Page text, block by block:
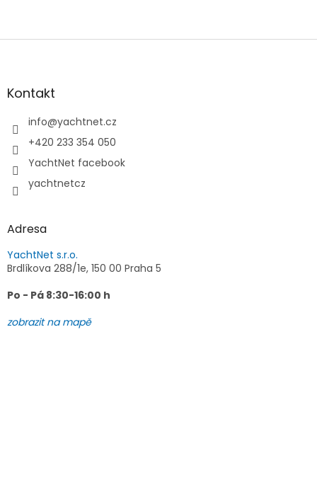
Z
aKontakt
info@yachtnet.cz
+420 233 354 050
YachtNet facebook
yachtnetcz
Adresa
YachtNet s.r.o.
Brdlíkova 288/1e, 150 00 Praha 5
Po - Pá 8:30-16:00 h
zobrazit na mapě